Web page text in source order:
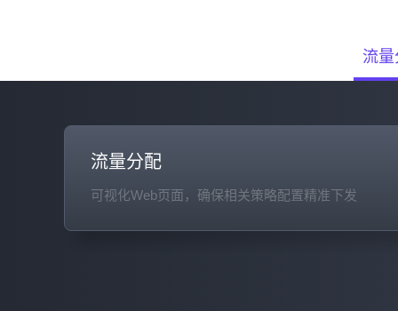
流
流量分配
可视化Web页面，确保相关策略配置精准下发